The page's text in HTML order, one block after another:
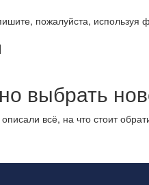
пожалуйста, используя
выбрать
всё, на что стоит